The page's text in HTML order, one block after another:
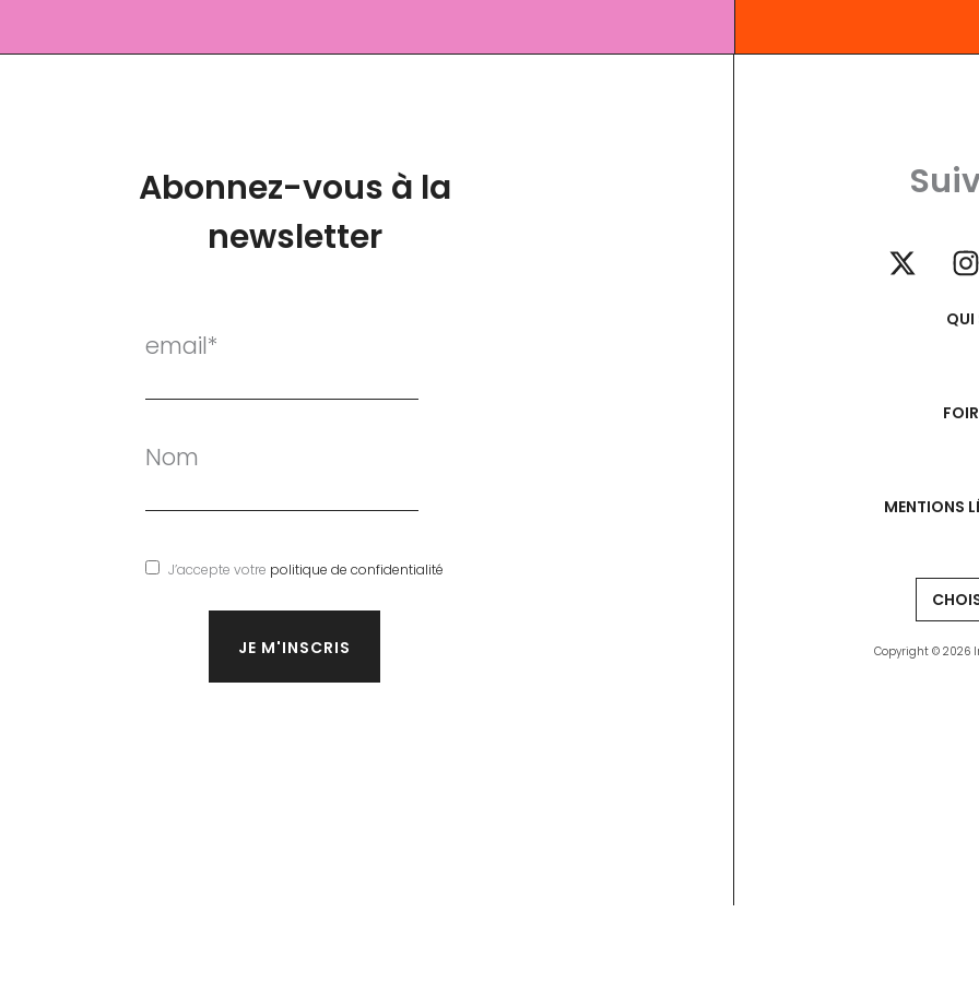
Abonnez-vous à la
newsletter
email*
Nom
J’accepte votre politique de confidentialité
QUI
MENTIONS
Copyright © 2026